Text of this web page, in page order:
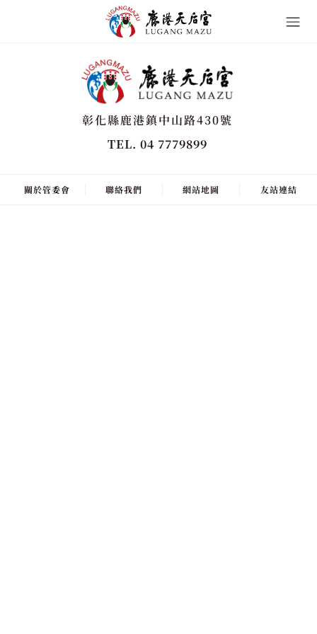
彰化縣鹿港鎮中山路430號
TEL. 04 7779899
關於管委會 聯絡我們 網站地圖 友站連結